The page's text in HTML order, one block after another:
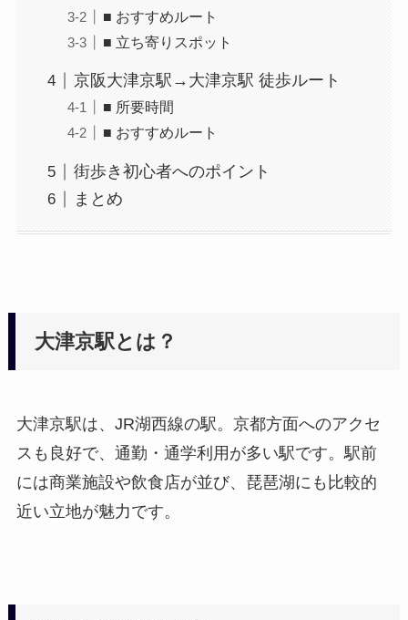
■ おすすめルート
■ 立ち寄りスポット
京阪大津京駅→大津京駅 徒歩ルート
■ 所要時間
■ おすすめルート
街歩き初心者へのポイント
まとめ
大津京駅とは？
大津京駅は、JR湖西線の駅。京都方面へのアクセ
スも良好で、通勤・通学利用が多い駅です。駅前
には商業施設や飲食店が並び、琵琶湖にも比較的
近い立地が魅力です。